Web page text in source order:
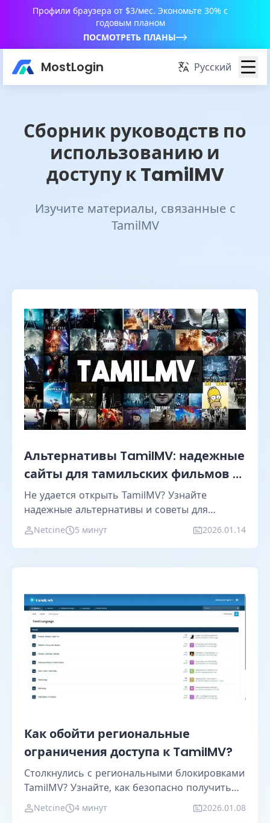
Профили браузера от $3/мес. Экономьте 30% с
годовым планом
ПОСМОТРЕТЬ ПЛАНЫ
MostLogin Русский
Сборник руководств по
использованию и
доступу к TamilMV
Изучите материалы, связанные с
TamilMV
Альтернативы TamilMV: надежные
сайты для тамильских фильмов и
сериалов
Не удается открыть TamilMV? Узнайте
надежные альтернативы и советы для
безопасного и стабильного доступа.
Netcine 5 минут 2026.01.14
Как обойти региональные
ограничения доступа к TamilMV?
Столкнулись с региональными блокировками
TamilMV? Узнайте, как безопасно получить
доступ через зеркала, VPN, прокси и
MostLogin.
Netcine 4 минут 2026.01.08